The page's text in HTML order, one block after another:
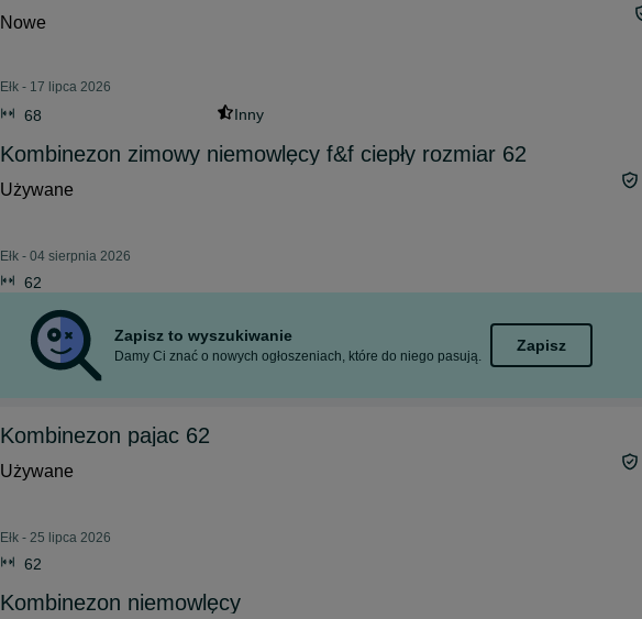
Nowe
Ełk - 17 lipca 2026
68 Inny
Kombinezon zimowy niemowlęcy f&f ciepły rozmiar 62
Używane
Ełk - 04 sierpnia 2026
62
Zapisz to wyszukiwanie
Damy Ci znać o nowych ogłoszeniach, które do niego pasują.
Zapisz
Kombinezon pajac 62
Używane
Ełk - 25 lipca 2026
62
Kombinezon niemowlęcy